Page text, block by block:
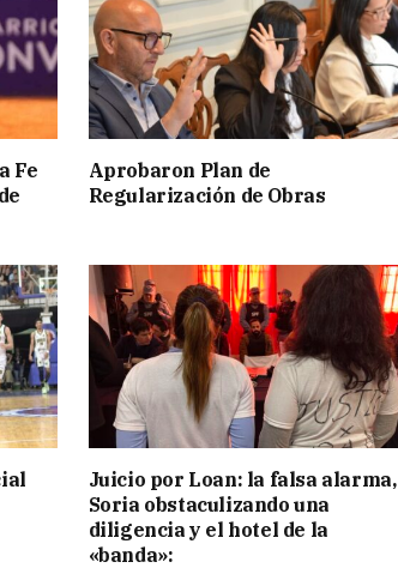
Fe
Aprobaron Plan de
Regularización de Obras
Juicio por Loan: la falsa alarma,
Soria obstaculizando una
diligencia y el hotel de la
«banda»: